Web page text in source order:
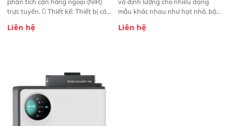
trực tuyến.  Thiết kế: Thiết bị có
hỗ trợ tản nhiệt tăng cường và đã
liệu để tăng chỉ số ROI cho doanh
nghiệp.
Liên hệ
mẫu khác nhau như hạt nhỏ, bột,
này cho phép bất kỳ ai cũng có
Liên hệ